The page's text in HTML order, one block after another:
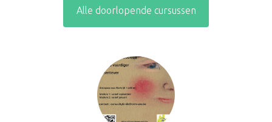
Alle doorlopende cursussen